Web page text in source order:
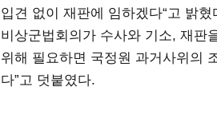
입견 없이 재판에 임하겠다“고 밝
비상군법회의가 수사와 기소, 재판
위해 필요하면 국정원 과거사위의
다”고 덧붙였다.